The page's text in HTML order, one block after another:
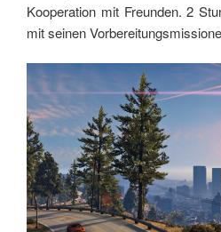
Kooperation mit Freunden. 2
mit seinen